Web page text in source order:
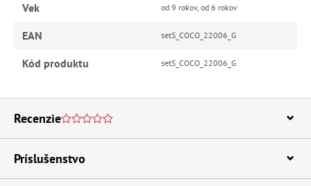
Vek od 9 rokov, od 6 rokov
EAN setS_COCO_22006_G
Kód produktu setS_COCO_22006_G
Recenzie
Príslušenstvo